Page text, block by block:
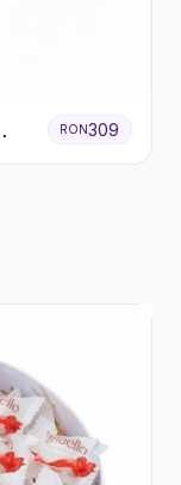
RON309